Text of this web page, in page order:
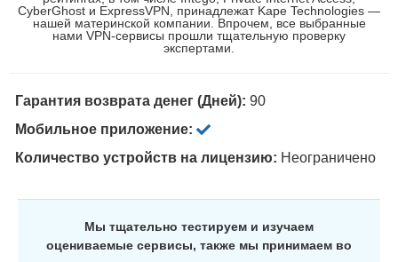
CyberGhost и ExpressVPN, принадлежат Kape Technologies —
нашей материнской компании. Впрочем, все выбранные
нами VPN-сервисы прошли тщательную проверку
экспертами.
Гарантия возврата денег (Дней): 90
Мобильное приложение:
Количество устройств на лицензию: Неограничено
Мы тщательно тестируем и изучаем
оцениваемые сервисы, также мы принимаем во